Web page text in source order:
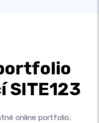
SITE123
online portfolio,